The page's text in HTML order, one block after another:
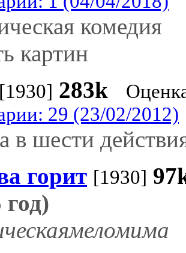
комедия
картин
[1930] 283k
29 (23/02/2012)
в шести
горит [1930]
год)